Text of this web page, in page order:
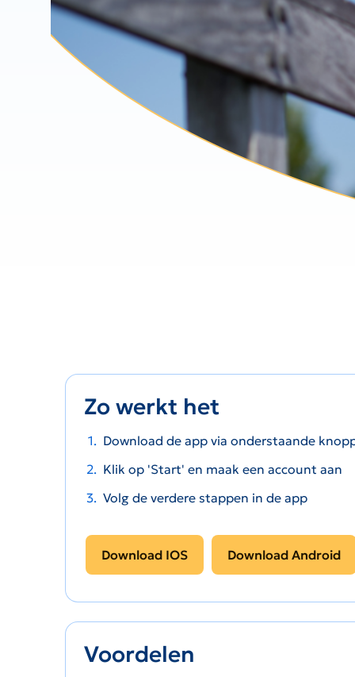
Zo werkt het
Download de app via onderstaande
Klik op 'Start' en maak een account aan
Volg de verdere stappen in de app
Download IOS Download Android
Voordelen